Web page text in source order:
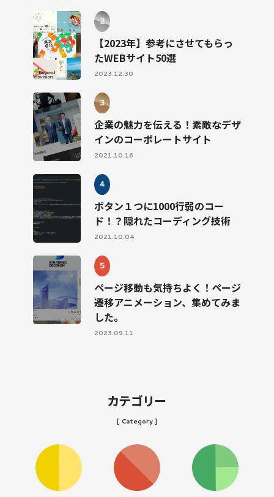
【2023年】参考にさせてもらっ
たWEBサイト50選
2023.12.30
企業の魅力を伝える！素敵なデザ
インのコーポレートサイト
2021.10.16
ボタン１つに1000行弱のコー
ド！？隠れたコーディング技術
2021.10.04
ページ移動も気持ちよく！ページ
遷移アニメーション、集めてみま
した。
2023.09.11
カテゴリー
[ Category ]